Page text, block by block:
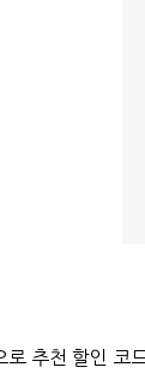
로 추천 할인